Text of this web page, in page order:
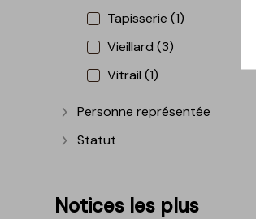
Tapisserie (1)
Vieillard (3)
Vitrail (1)
Afficher plus
Personne représentée
Afficher plus
Statut
Notices les plus